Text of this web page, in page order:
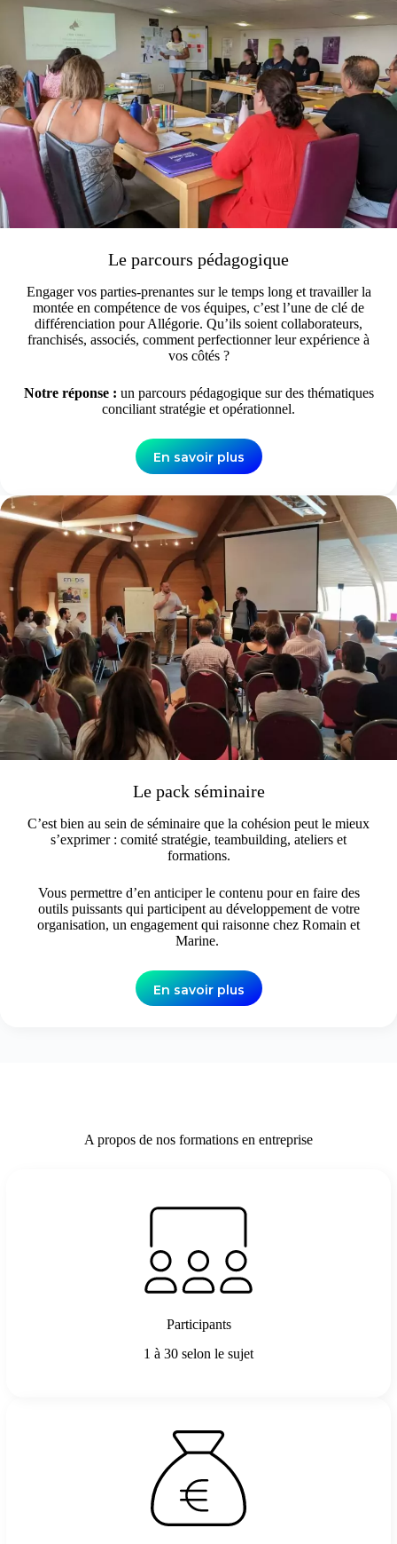
Le parcours pédagogique
Engager vos parties-prenantes sur le temps long et travailler la
montée en compétence de vos équipes, c’est l’une de clé de
différenciation pour Allégorie. Qu’ils soient collaborateurs,
franchisés, associés, comment perfectionner leur expérience à
vos côtés ?
Notre réponse : un parcours pédagogique sur des thématiques
conciliant stratégie et opérationnel.
En savoir plus
Le pack séminaire
C’est bien au sein de séminaire que la cohésion peut le mieux
s’exprimer : comité stratégie, teambuilding, ateliers et
formations.
Vous permettre d’en anticiper le contenu pour en faire des
outils puissants qui participent au développement de votre
organisation, un engagement qui raisonne chez Romain et
Marine.
En savoir plus
A propos de nos formations en entreprise
Participants
1 à 30 selon le sujet